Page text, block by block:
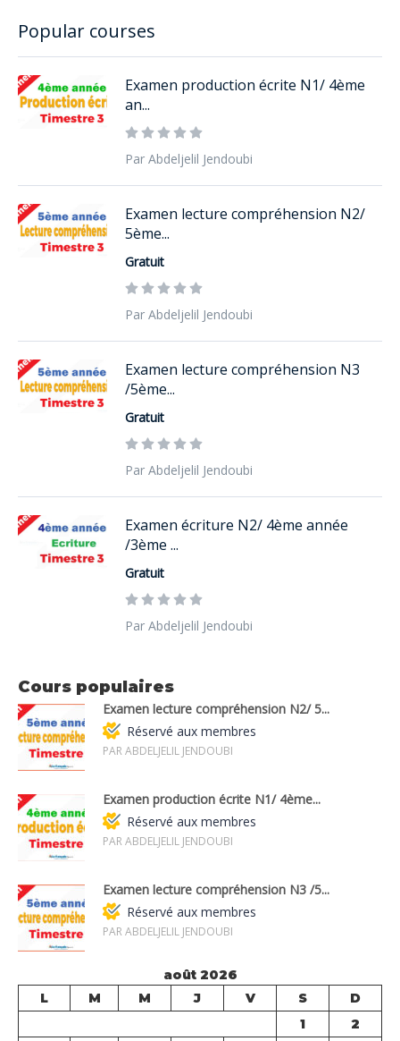
Popular courses
Examen production écrite N1/ 4ème
an...
Par Abdeljelil Jendoubi
Examen lecture compréhension N2/
5ème...
Gratuit
Par Abdeljelil Jendoubi
Examen lecture compréhension N3
/5ème...
Gratuit
Par Abdeljelil Jendoubi
Examen écriture N2/ 4ème année
/3ème ...
Gratuit
Par Abdeljelil Jendoubi
Cours populaires
Examen lecture compréhension N2/ 5...
Réservé aux membres
PAR ABDELJELIL JENDOUBI
Examen production écrite N1/ 4ème...
Réservé aux membres
PAR ABDELJELIL JENDOUBI
Examen lecture compréhension N3 /5...
Réservé aux membres
PAR ABDELJELIL JENDOUBI
août 2026
L
M M J V S
D
1
2